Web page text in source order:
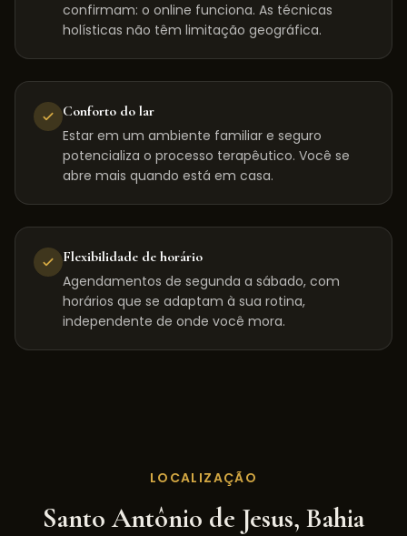
confirmam: o online funciona. As técnicas
holísticas não têm limitação geográfica.
Conforto do lar
Estar em um ambiente familiar e seguro
potencializa o processo terapêutico. Você se
abre mais quando está em casa.
Flexibilidade de horário
Agendamentos de segunda a sábado, com
horários que se adaptam à sua rotina,
independente de onde você mora.
LOCALIZAÇÃO
Santo Antônio de Jesus, Bahia